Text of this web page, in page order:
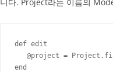
def edit
@project =
end